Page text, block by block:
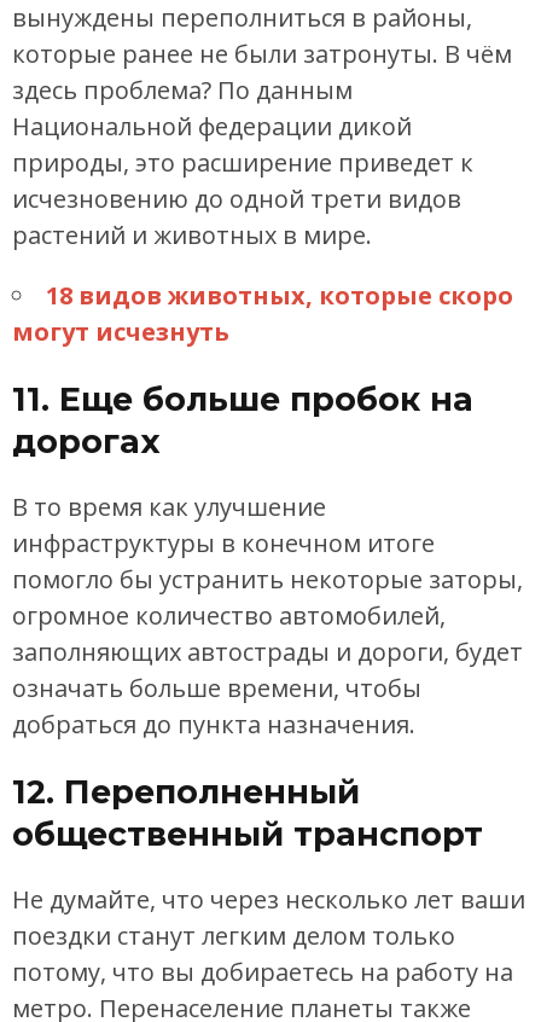
вынуждены переполниться в районы,
которые ранее не были затронуты. В чём
здесь проблема? По данным
Национальной федерации дикой
природы, это расширение приведет к
исчезновению до одной трети видов
растений и животных в мире.
18 видов животных, которые скоро
могут исчезнуть
11. Еще больше пробок на
дорогах
В то время как улучшение
инфраструктуры в конечном итоге
помогло бы устранить некоторые заторы,
огромное количество автомобилей,
заполняющих автострады и дороги, будет
означать больше времени, чтобы
добраться до пункта назначения.
12. Переполненный
общественный транспорт
Не думайте, что через несколько лет ваши
поездки станут легким делом только
потому, что вы добираетесь на работу на
метро. Перенаселение планеты также